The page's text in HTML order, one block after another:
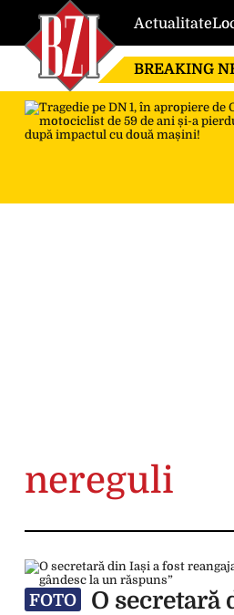
Actualitate
BREAKING
nereguli
FOTO
O secretară